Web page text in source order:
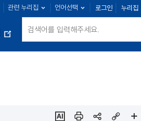
남원 : 39명
김제 : 41명
관련 누리집 언어선택 로그인 누리집